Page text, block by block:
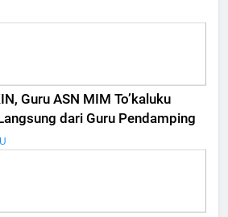
Guru ASN MIM To’kaluku
dari Guru Pendamping